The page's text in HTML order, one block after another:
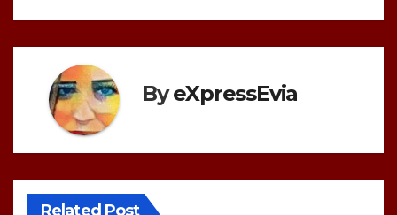
ByeXpressEvia
Related Post